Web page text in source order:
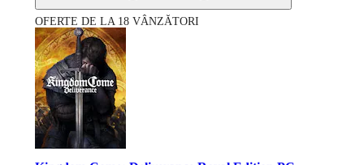
OFERTE DE LA 18 VÂNZĂTORI